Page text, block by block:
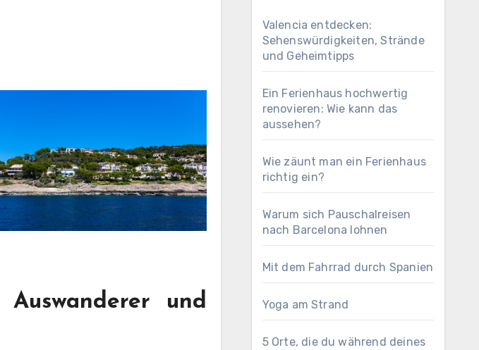
und
Valencia entdecken:
Sehenswürdigkeiten, Strände
und Geheimtipps
Ein Ferienhaus hochwertig
renovieren: Wie kann das
aussehen?
Wie zäunt man ein Ferienhaus
richtig ein?
Warum sich Pauschalreisen
nach Barcelona lohnen
Mit dem Fahrrad durch Spanien
Yoga am Strand
5 Orte, die du während deines